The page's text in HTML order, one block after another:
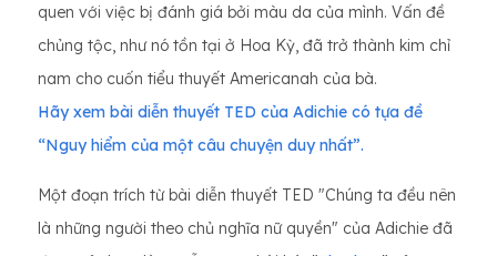
quen với việc bị đánh giá bởi màu da của mình. Vấn đề
chủng tộc, như nó tồn tại ở Hoa Kỳ, đã trở thành kim chỉ
nam cho cuốn tiểu thuyết Americanah của bà.
Hãy xem bài diễn thuyết TED của Adichie có tựa đề
“Nguy hiểm của một câu chuyện duy nhất”.
Một đoạn trích từ bài diễn thuyết TED "Chúng ta đều nên
là những người theo chủ nghĩa nữ quyền" của Adichie đã